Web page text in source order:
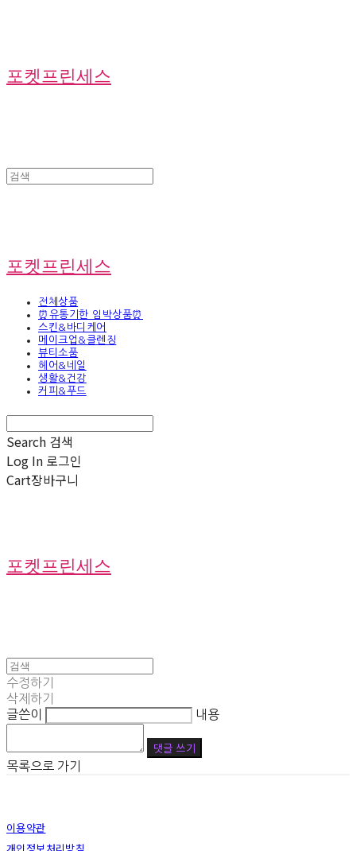
포켓프린세스
포켓프린세스
전체상품
⏰유통기한 임박상품⏰
스킨&바디케어
메이크업&클렌징
뷰티소품
헤어&네일
생활&건강
커피&푸드
Search 검색
Log In 로그인
Cart장바구니
포켓프린세스
수정하기
삭제하기
글쓴이
내용
댓글 쓰기
목록으로 가기
이용약관